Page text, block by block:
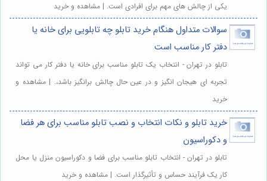
یکی از چالش های مهم برای افرادی است. | مشاهده و خرید
سوالات متداول هنگام خرید تابلو چه تابلویی برای خانه یا
دفتر کار مناسب است
تابلو در تهران - انتخاب یک تابلو مناسب برای خانه یا دفتر کار می تواند
تجربه ای هیجان انگیز و در عین حال چالش برانگیز باشد،. | مشاهده و
خرید
خرید تابلو و نکات انتخاب و نصب تابلو مناسب برای هر فضا
و دکوراسیون
تابلو در تهران - انتخاب تابلو مناسب برای فضا و دکوراسیون منزل یا محل
کار یک فرآیند حساس و تأثیرگذار است. | مشاهده و خرید